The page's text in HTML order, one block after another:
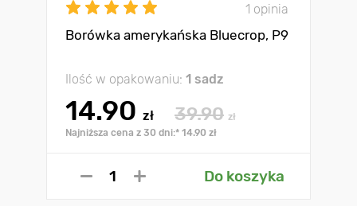
1 opinia
Borówka amerykańska Bluecrop, P9
Ilość w opakowaniu: 1 sadz
14.90 zł 39.90 zł
Najniższa cena z 30 dni:* 14.90 zł
Do koszyka